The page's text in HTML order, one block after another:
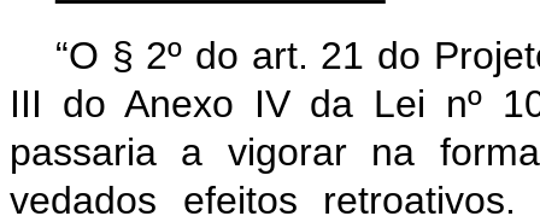
“O § 2º do art. 21 do
III do Anexo IV da Lei nº
passaria a vigorar na
vedados efeitos